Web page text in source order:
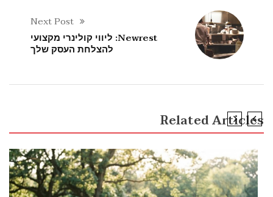
Next Post
Newrest: ליווי קולינרי מקצועי
להצלחת העסק שלך
Related Articles